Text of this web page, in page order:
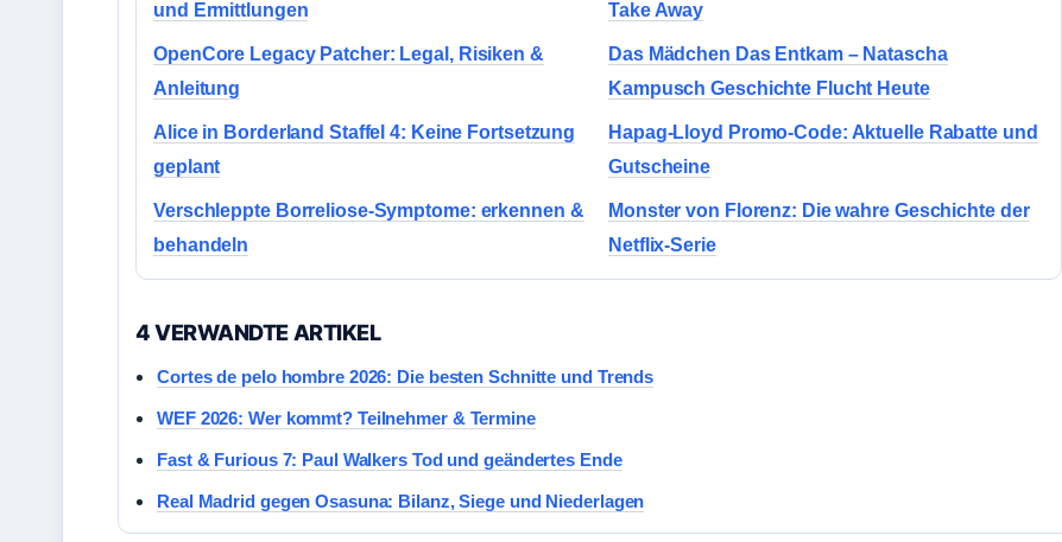
und Ermittlungen
Take Away
OpenCore Legacy Patcher: Legal, Risiken &
Anleitung
Das Mädchen Das Entkam – Natascha
Kampusch Geschichte Flucht Heute
Alice in Borderland Staffel 4: Keine Fortsetzung
geplant
Hapag-Lloyd Promo-Code: Aktuelle Rabatte und
Gutscheine
Verschleppte Borreliose-Symptome: erkennen &
behandeln
Monster von Florenz: Die wahre Geschichte der
Netflix-Serie
4 VERWANDTE ARTIKEL
Cortes de pelo hombre 2026: Die besten Schnitte und Trends
WEF 2026: Wer kommt? Teilnehmer & Termine
Fast & Furious 7: Paul Walkers Tod und geändertes Ende
Real Madrid gegen Osasuna: Bilanz, Siege und Niederlagen